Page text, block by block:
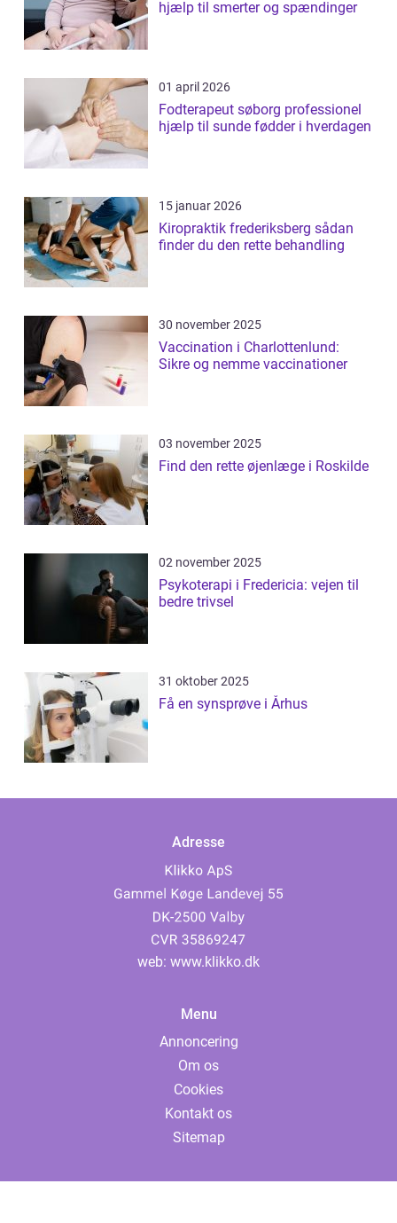
hjælp til smerter og spændinger
01 april 2026
Fodterapeut søborg professionel
hjælp til sunde fødder i hverdagen
15 januar 2026
Kiropraktik frederiksberg sådan
finder du den rette behandling
30 november 2025
Vaccination i Charlottenlund:
Sikre og nemme vaccinationer
03 november 2025
Find den rette øjenlæge i Roskilde
02 november 2025
Psykoterapi i Fredericia: vejen til
bedre trivsel
31 oktober 2025
Få en synsprøve i Århus
Adresse
web: www.klikko.dk
Menu
Annoncering
Om os
Cookies
Kontakt os
Sitemap